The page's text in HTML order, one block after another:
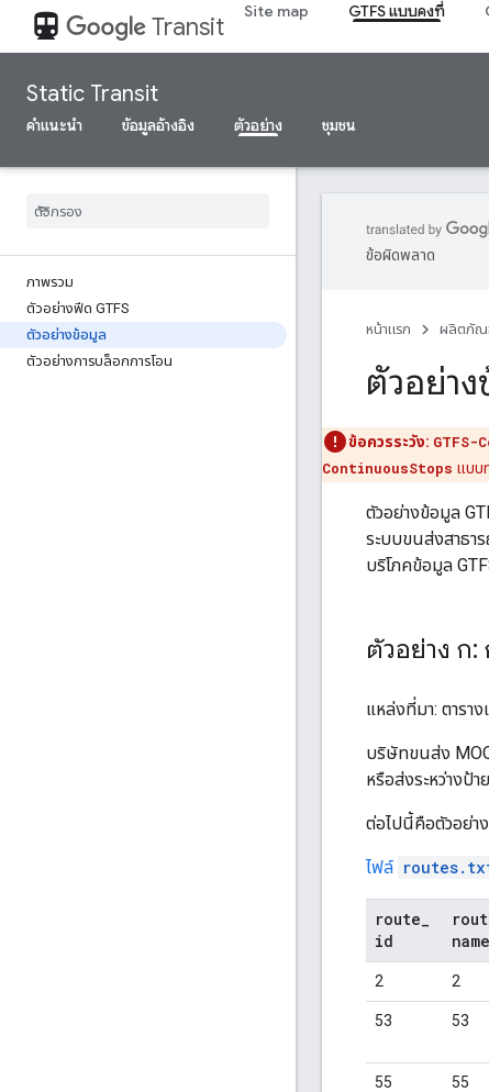
directions_transit Transit
Site map GTFS แบบคงที่
Static Transit
คำแนะนำ ข้อมูลอ้างอิง ตัวอย่าง ชุมชน
ภาพรวม
ตัวอย่างฟีด GTFS
ตัวอย่างข้อมูล
ตัวอย่างการบล็อกการโอน
ข้อผิดพลาด
หน้าแรก ผลิตภั
ตัวอย่า
ข้อควรระวัง: GTFS-
ContinuousStops แบบ
ตัวอย่างข้อมูล
ระบบขนส่งสาธา
บริโภคข้อมูล
ตัวอย่าง ก
แหล่งที่มา: ตารา
บริษัทขนส่ง
หรือส่งระหว่างป้
ต่อไปนี้คือตัวอย่า
ไฟล์
route
id
name
2 2
53 53
55 55